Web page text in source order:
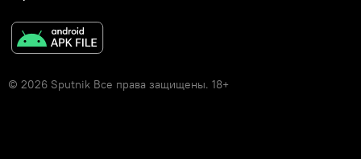
© 2026 Sputnik Все права защищены. 18+